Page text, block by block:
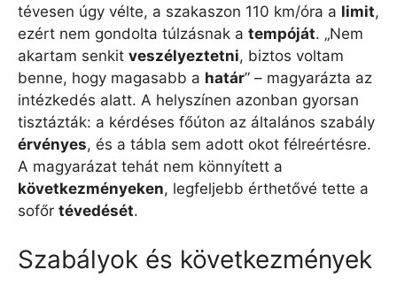
tévesen úgy vélte, a szakaszon 110 km/óra a limit,
ezért nem gondolta túlzásnak a tempóját. „Nem
akartam senkit veszélyeztetni, biztos voltam
benne, hogy magasabb a határ” – magyarázta az
intézkedés alatt. A helyszínen azonban gyorsan
tisztázták: a kérdéses főúton az általános szabály
érvényes, és a tábla sem adott okot félreértésre.
A magyarázat tehát nem könnyített a
következményeken, legfeljebb érthetővé tette a
sofőr tévedését.
Szabályok és következmények